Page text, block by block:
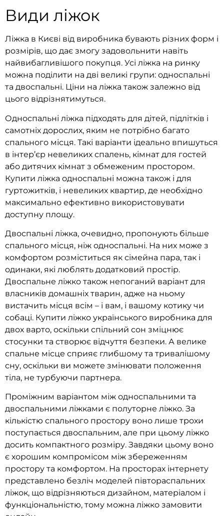
Види ліжок
Ліжка в Києві від виробника бувають різних форм і
розмірів, що дає змогу задовольнити навіть
найвибагливішого покупця. Усі ліжка на ринку
можна поділити на дві великі групи: односпальні
та двоспальні. Ціни на ліжка також залежно від
цього відрізнятимуться.
Односпальні ліжка підходять для дітей, підлітків і
самотніх дорослих, яким не потрібно багато
спального місця. Такі варіанти ідеально впишуться
в інтер’єр невеликих спалень, кімнат для гостей
або дитячих кімнат з обмеженим простором.
Купити ліжка односпальні можна також і для
гуртожитків, і невеликих квартир, де необхідно
максимально ефективно використовувати
доступну площу.
Двоспальні ліжка, очевидно, пропонують більше
спального місця, ніж односпальні. На них може з
комфортом розміститься як сімейна пара, так і
одинаки, які люблять додатковий простір.
Двоспальне ліжко також непоганий варіант для
власників домашніх тварин, адже на ньому
вистачить місця всім – і вам, і вашому котику чи
собаці. Купити ліжко українського виробника для
двох варто, оскільки спільний сон зміцнює
стосунки та створює відчуття безпеки. А велике
спальне місце сприяє глибшому та тривалішому
сну, оскільки ви можете змінювати положення
тіла, не турбуючи партнера.
Проміжним варіантом між односпальними та
двоспальними ліжками є полуторне ліжко. За
кількістю спального простору воно лише трохи
поступається двоспальним, але при цьому ліжко
досить компактного розміру. Завдяки цьому воно
є хорошим компромісом між збереженням
простору та комфортом. На просторах інтернету
представлено безліч моделей півтораспальних
ліжок, що відрізняються дизайном, матеріалом і
функціональністю, тому можна ліжко замовити